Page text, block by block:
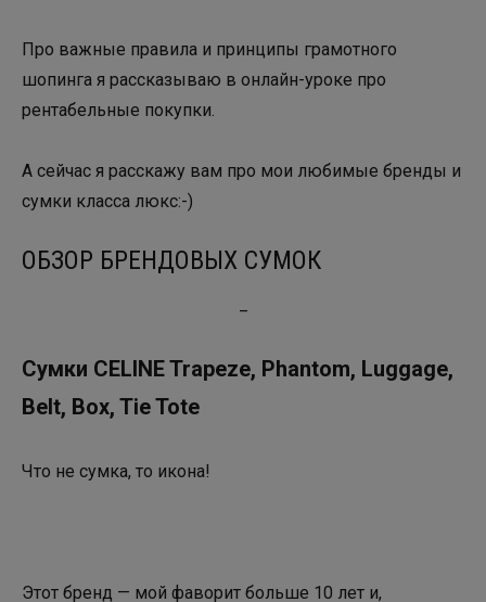
Про важные правила и принципы грамотного
шопинга я рассказываю в онлайн-уроке про
рентабельные покупки.
А сейчас я расскажу вам про мои любимые бренды и
сумки класса люкс:-)
ОБЗОР БРЕНДОВЫХ СУМОК
Сумки CELINE Trapeze, Phantom, Luggage,
Belt, Box, Tie Tote
Что не сумка, то икона!
Этот бренд — мой фаворит больше 10 лет и,